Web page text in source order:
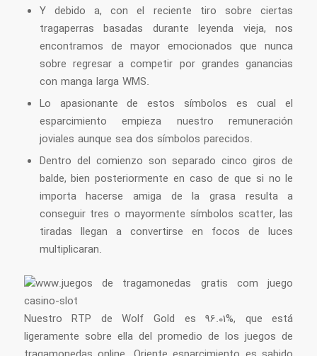
Y debido a, con el reciente tiro sobre ciertas
tragaperras basadas durante leyenda vieja, nos
encontramos de mayor emocionados que nunca
sobre regresar a competir por grandes ganancias
con manga larga WMS.
Lo apasionante de estos símbolos es cual el
esparcimiento empieza nuestro remuneración
joviales aunque sea dos símbolos parecidos.
Dentro del comienzo son separado cinco giros de
balde, bien posteriormente en caso de que si no le
importa hacerse amiga de la grasa resulta a
conseguir tres o mayormente símbolos scatter, las
tiradas llegan a convertirse en focos de luces
multiplicaran.
Nuestro RTP de Wolf Gold es 96.01%, que está
ligeramente sobre ella del promedio de los juegos de